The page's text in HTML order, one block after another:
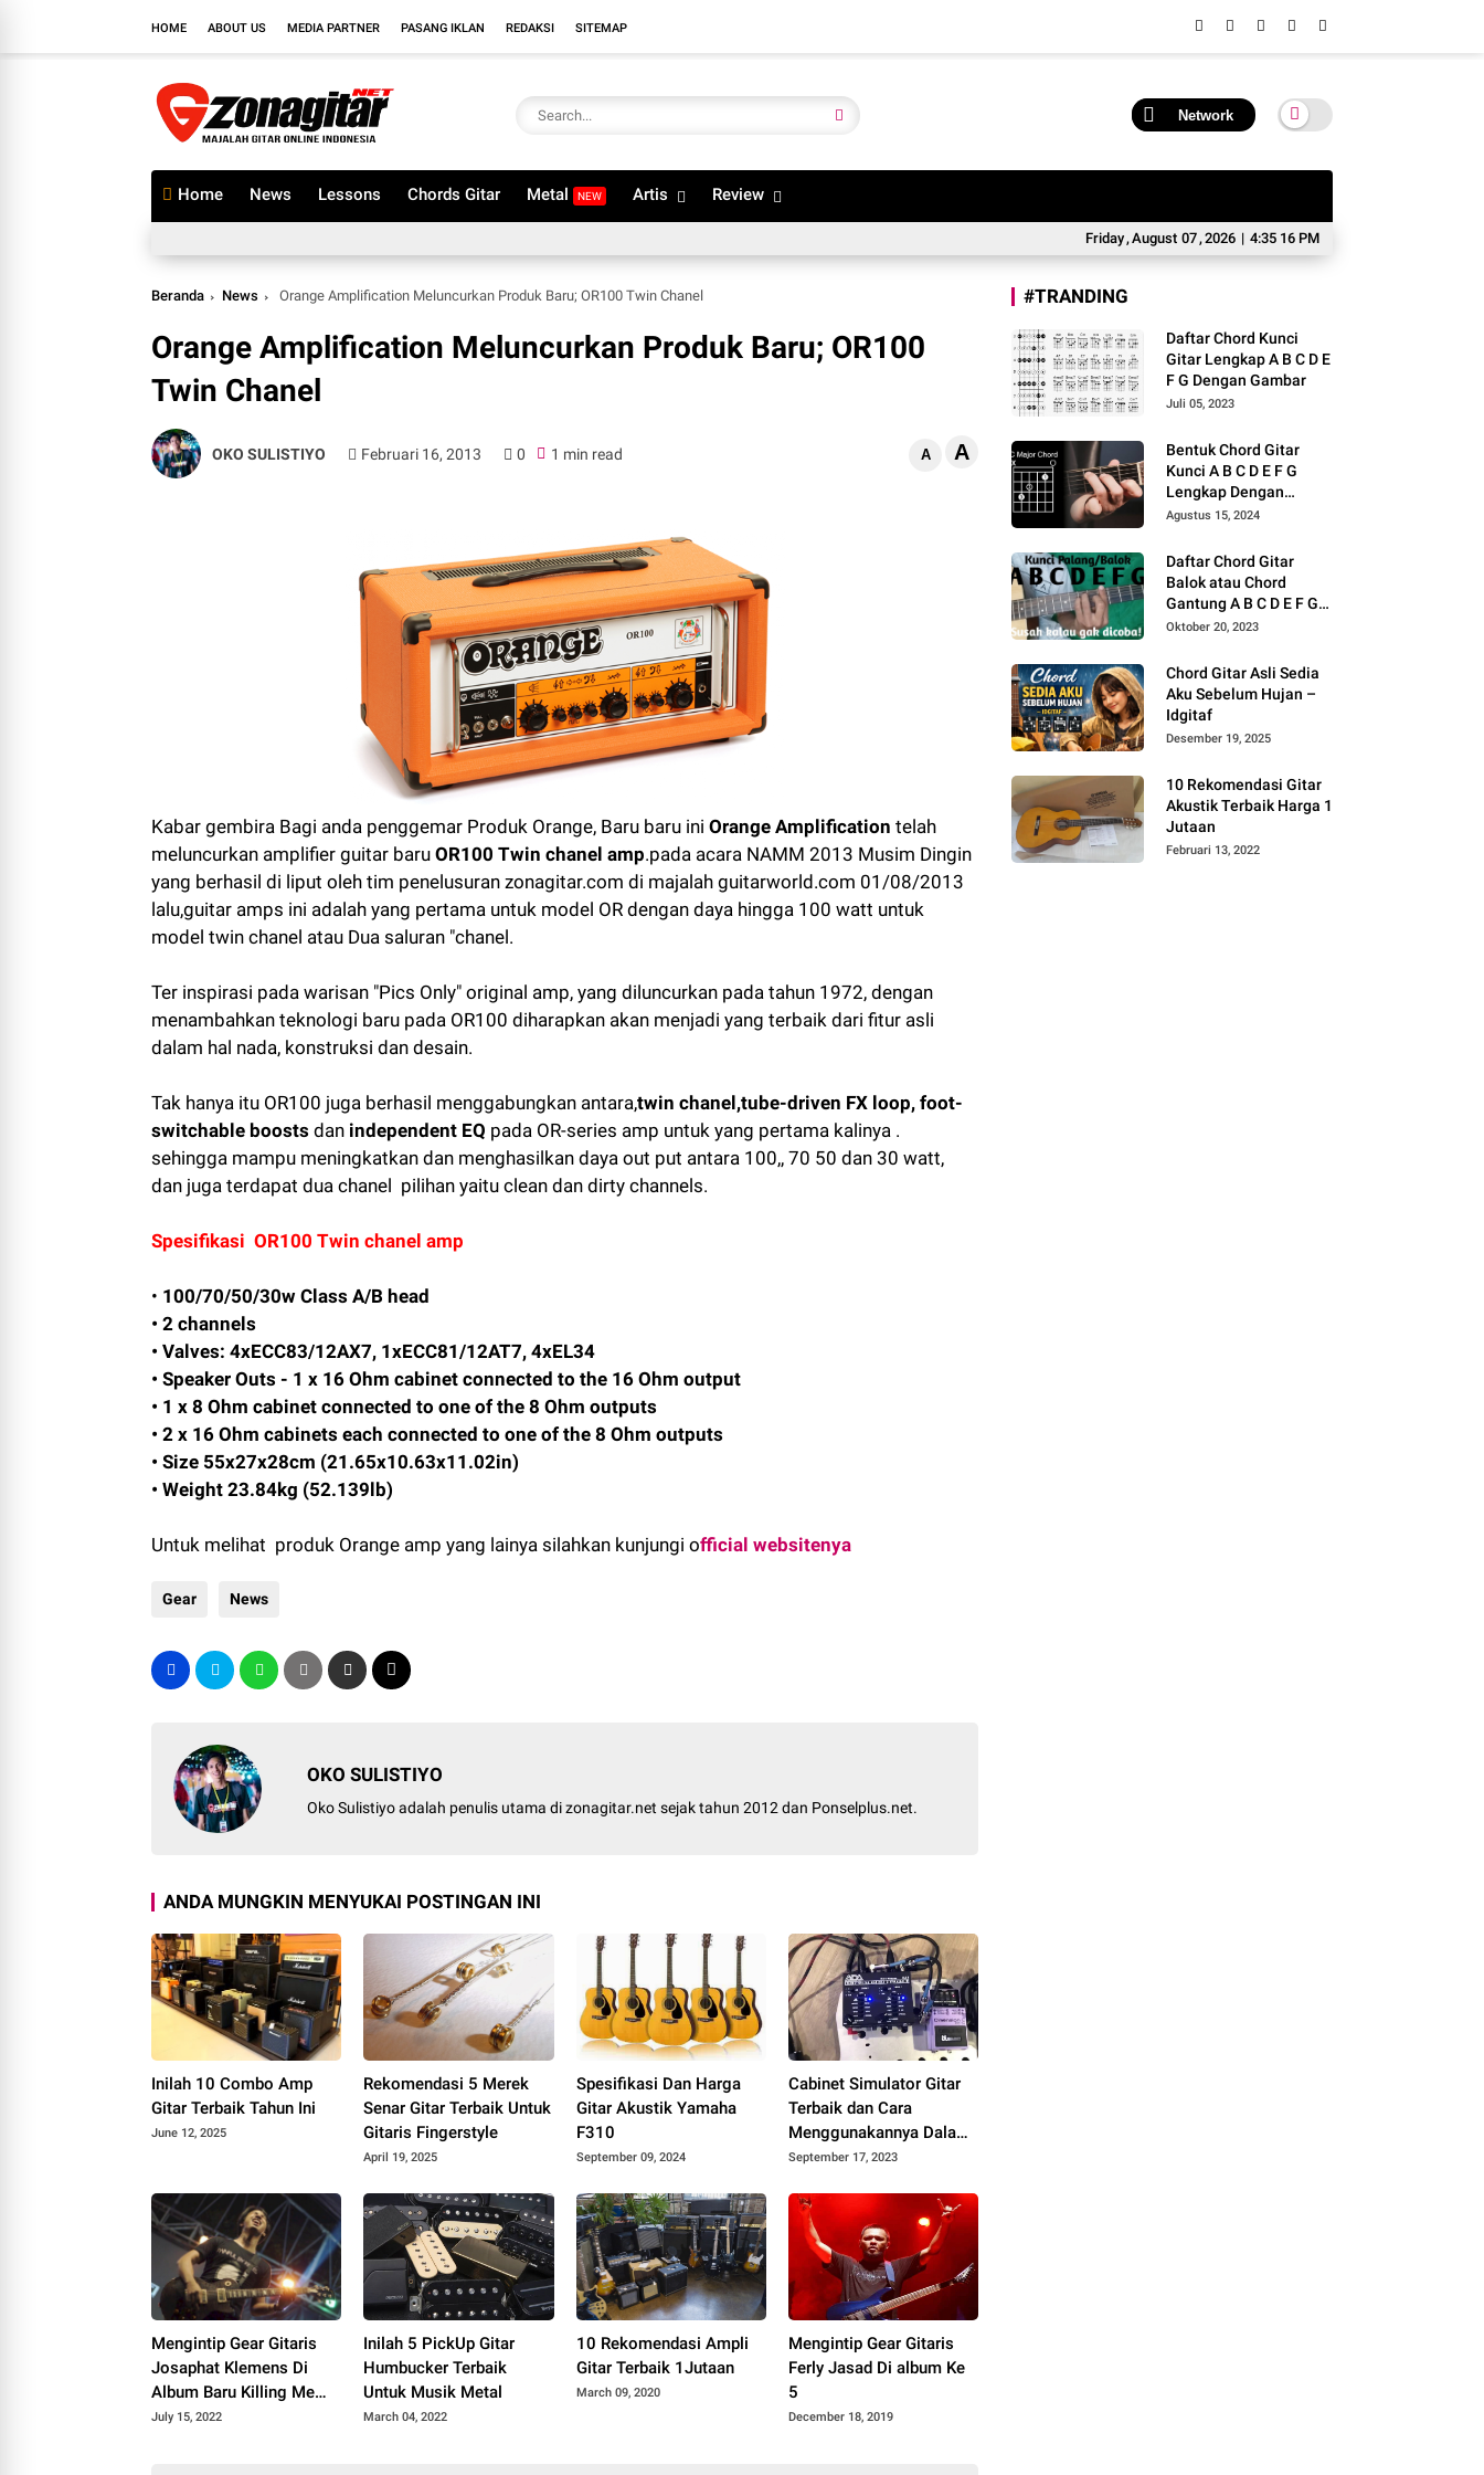
HOME ABOUT US MEDIA PARTNER PASANG IKLAN REDAKSI SITEMAP
Network
Home News Lessons Chords Gitar Metal NEW Artis Review
Friday,August 07,2026 | 4:35 17 PM
Beranda News Orange Amplification Meluncurkan Produk Baru; OR100 Twin Chanel
Orange Amplification Meluncurkan Produk Baru; OR100
Twin Chanel
OKO SULISTIYO Februari 16, 2013 0 1 min read A A
Kabar gembira Bagi anda penggemar Produk Orange, Baru baru ini Orange Amplification telah
meluncurkan amplifier guitar baru OR100 Twin chanel amp.pada acara NAMM 2013 Musim Dingin
yang berhasil di liput oleh tim penelusuran zonagitar.com di majalah guitarworld.com 01/08/2013
lalu,guitar amps ini adalah yang pertama untuk model OR dengan daya hingga 100 watt untuk
model twin chanel atau Dua saluran "chanel.
Ter inspirasi pada warisan "Pics Only" original amp, yang diluncurkan pada tahun 1972, dengan
menambahkan teknologi baru pada OR100 diharapkan akan menjadi yang terbaik dari fitur asli
dalam hal nada, konstruksi dan desain.
Tak hanya itu OR100 juga berhasil menggabungkan antara,twin chanel,tube-driven FX loop, foot-
switchable boosts dan independent EQ pada OR-series amp untuk yang pertama kalinya .
sehingga mampu meningkatkan dan menghasilkan daya out put antara 100,, 70 50 dan 30 watt,
dan juga terdapat dua chanel pilihan yaitu clean dan dirty channels.
Spesifikasi OR100 Twin chanel amp
• 100/70/50/30w Class A/B head
• 2 channels
• Valves: 4xECC83/12AX7, 1xECC81/12AT7, 4xEL34
• Speaker Outs - 1 x 16 Ohm cabinet connected to the 16 Ohm output
• 1 x 8 Ohm cabinet connected to one of the 8 Ohm outputs
• 2 x 16 Ohm cabinets each connected to one of the 8 Ohm outputs
• Size 55x27x28cm (21.65x10.63x11.02in)
• Weight 23.84kg (52.139lb)
Untuk melihat produk Orange amp yang lainya silahkan kunjungi official websitenya
Gear News
OKO SULISTIYO
Oko Sulistiyo adalah penulis utama di zonagitar.net sejak tahun 2012 dan Ponselplus.net.
ANDA MUNGKIN MENYUKAI POSTINGAN INI
Inilah 10 Combo Amp
Gitar Terbaik Tahun Ini
June 12, 2025
Rekomendasi 5 Merek
Senar Gitar Terbaik Untuk
Gitaris Fingerstyle
April 19, 2025
Spesifikasi Dan Harga
Gitar Akustik Yamaha
F310
September 09, 2024
Cabinet Simulator Gitar
Terbaik dan Cara
Menggunakannya Dalam
Recording
September 17, 2023
Mengintip Gear Gitaris
Josaphat Klemens Di
Album Baru Killing Me
Inside
July 15, 2022
Inilah 5 PickUp Gitar
Humbucker Terbaik
Untuk Musik Metal
March 04, 2022
10 Rekomendasi Ampli
Gitar Terbaik 1Jutaan
March 09, 2020
Mengintip Gear Gitaris
Ferly Jasad Di album Ke
5
December 18, 2019
#TRANDING
Daftar Chord Kunci
Gitar Lengkap A B C D E
F G Dengan Gambar
Juli 05, 2023
Bentuk Chord Gitar
Kunci A B C D E F G
Lengkap Dengan
Gambar
Agustus 15, 2024
Daftar Chord Gitar
Balok atau Chord
Gantung A B C D E F G
Gambar
Oktober 20, 2023
Chord Gitar Asli Sedia
Aku Sebelum Hujan –
Idgitaf
Desember 19, 2025
10 Rekomendasi Gitar
Akustik Terbaik Harga 1
Jutaan
Februari 13, 2022